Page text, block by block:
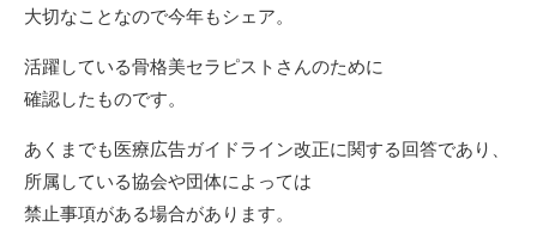
大切なことなので今年もシェア。
活躍している骨格美セラピストさんのために
確認したものです。
あくまでも医療広告ガイドライン改正に関する回答であり、
所属している協会や団体によっては
禁止事項がある場合があります。